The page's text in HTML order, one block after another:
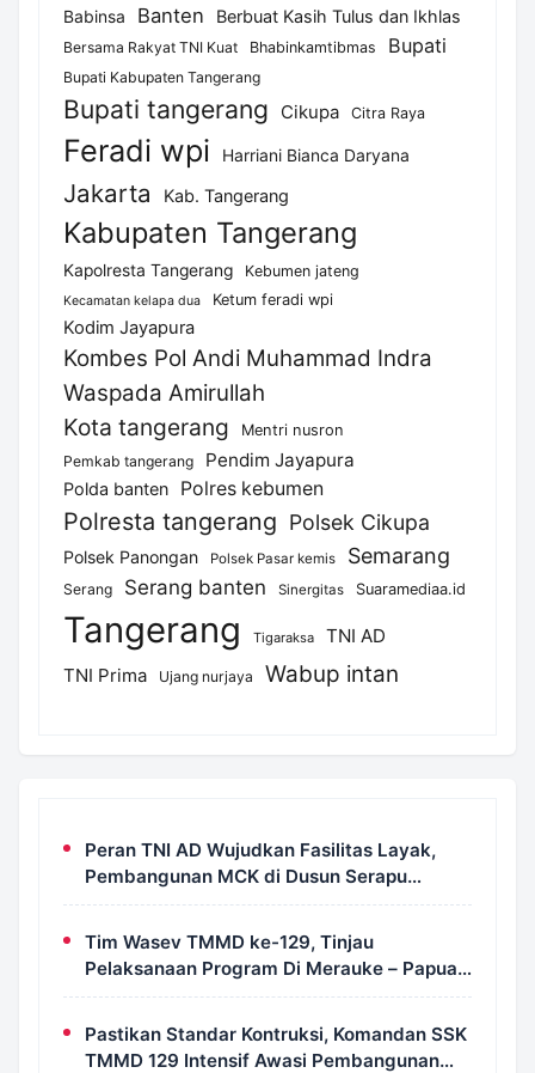
Babinsa Banten Berbuat Kasih Tulus dan Ikhlas
Bersama Rakyat TNI Kuat Bhabinkamtibmas Bupati
Bupati Kabupaten Tangerang
Bupati tangerang Cikupa Citra Raya
Feradi wpi Harriani Bianca Daryana
Jakarta Kab. Tangerang
Kabupaten Tangerang
Kapolresta Tangerang Kebumen jateng
Kecamatan kelapa dua Ketum feradi wpi
Kodim Jayapura
Kombes Pol Andi Muhammad Indra
Waspada Amirullah
Kota tangerang
Mentri nusron
Pemkab tangerang
Pendim Jayapura
Polda banten Polres kebumen
Polresta tangerang Polsek Cikupa
Polsek Panongan Polsek Pasar kemis Semarang
Serang Serang banten Sinergitas Suaramediaa.id
Tangerang Tigaraksa
TNI AD
TNI Prima
Ujang nurjaya Wabup intan
Peran TNI AD Wujudkan Fasilitas Layak,
Pembangunan MCK di Dusun Serapu
Rampung Dikerjakan
Tim Wasev TMMD ke-129, Tinjau
Pelaksanaan Program Di Merauke – Papua
Selatan
Pastikan Standar Kontruksi, Komandan SSK
TMMD 129 Intensif Awasi Pembangunan